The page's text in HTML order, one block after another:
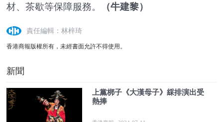
材、茶歇等保障服務。
（牛建黎）
責任編輯：林梓琦
香港商報版權所有，未經書面允許不得使用。
新聞
上黨梆子《大漢母子》綵排演出受
熱捧